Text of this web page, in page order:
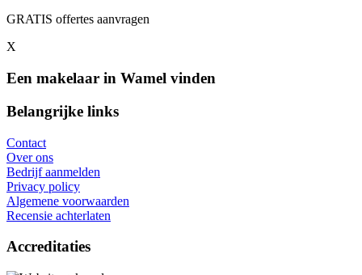
GRATIS offertes aanvragen
X
Een makelaar in Wamel vinden
Belangrijke links
Contact
Over ons
Bedrijf aanmelden
Privacy policy
Algemene voorwaarden
Recensie achterlaten
Accreditaties